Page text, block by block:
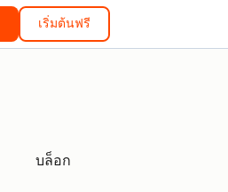
เริ่มต้นฟรี
บล็อก